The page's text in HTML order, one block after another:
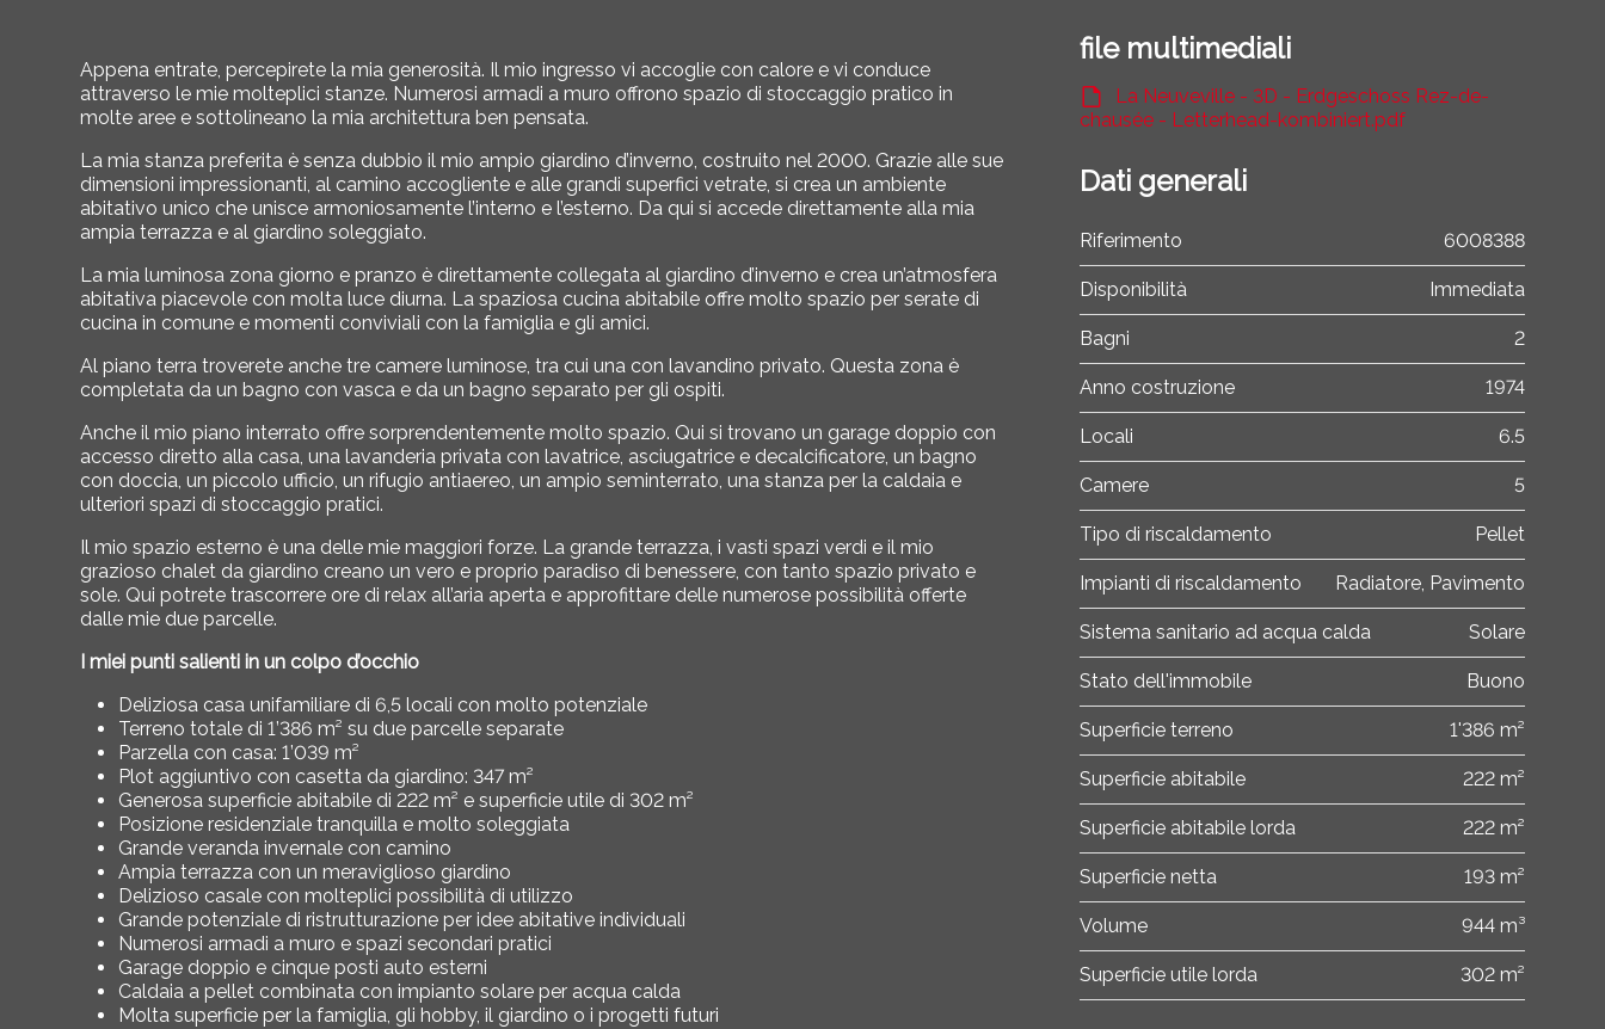
Appena entrate, percepirete la mia generosità. Il mio ingresso vi accoglie con calore e vi conduce
attraverso le mie molteplici stanze. Numerosi armadi a muro offrono spazio di stoccaggio pratico in
molte aree e sottolineano la mia architettura ben pensata.
La mia stanza preferita è senza dubbio il mio ampio giardino d’inverno, costruito nel 2000. Grazie alle sue
dimensioni impressionanti, al camino accogliente e alle grandi superfici vetrate, si crea un ambiente
abitativo unico che unisce armoniosamente l’interno e l’esterno. Da qui si accede direttamente alla mia
ampia terrazza e al giardino soleggiato.
La mia luminosa zona giorno e pranzo è direttamente collegata al giardino d’inverno e crea un’atmosfera
abitativa piacevole con molta luce diurna. La spaziosa cucina abitabile offre molto spazio per serate di
cucina in comune e momenti conviviali con la famiglia e gli amici.
Al piano terra troverete anche tre camere luminose, tra cui una con lavandino privato. Questa zona è
completata da un bagno con vasca e da un bagno separato per gli ospiti.
Anche il mio piano interrato offre sorprendentemente molto spazio. Qui si trovano un garage doppio con
accesso diretto alla casa, una lavanderia privata con lavatrice, asciugatrice e decalcificatore, un bagno
con doccia, un piccolo ufficio, un rifugio antiaereo, un ampio seminterrato, una stanza per la caldaia e
ulteriori spazi di stoccaggio pratici.
Il mio spazio esterno è una delle mie maggiori forze. La grande terrazza, i vasti spazi verdi e il mio
grazioso chalet da giardino creano un vero e proprio paradiso di benessere, con tanto spazio privato e
sole. Qui potrete trascorrere ore di relax all’aria aperta e approfittare delle numerose possibilità offerte
dalle mie due parcelle.
I miei punti salienti in un colpo d’occhio
Deliziosa casa unifamiliare di 6,5 locali con molto potenziale
Terreno totale di 1’386 m² su due parcelle separate
Parzella con casa: 1’039 m²
Plot aggiuntivo con casetta da giardino: 347 m²
Generosa superficie abitabile di 222 m² e superficie utile di 302 m²
Posizione residenziale tranquilla e molto soleggiata
Grande veranda invernale con camino
Ampia terrazza con un meraviglioso giardino
Delizioso casale con molteplici possibilità di utilizzo
Grande potenziale di ristrutturazione per idee abitative individuali
Numerosi armadi a muro e spazi secondari pratici
Garage doppio e cinque posti auto esterni
Caldaia a pellet combinata con impianto solare per acqua calda
Molta superficie per la famiglia, gli hobby, il giardino o i progetti futuri
file multimediali
La Neuveville - 3D - Erdgeschoss Rez-de-
chausée - Letterhead-kombiniert.pdf
Dati generali
Riferimento 6008388
Disponibilità Immediata
Bagni 2
Anno costruzione 1974
Locali 6.5
Camere 5
Tipo di riscaldamento Pellet
Impianti di riscaldamento Radiatore, Pavimento
Sistema sanitario ad acqua calda Solare
Stato dell'immobile Buono
Superficie terreno 1'386 m²
Superficie abitabile 222 m²
Superficie abitabile lorda 222 m²
Superficie netta 193 m²
Volume 944 m³
Superficie utile lorda 302 m²